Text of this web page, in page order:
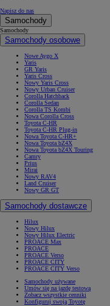
Napisz do nas
Samochody
Samochody
Samochody osobowe
Nowe Aygo X
Yaris
GR Yaris
Yaris Cross
Nowy Yaris Cross
Nowy Urban Cruiser
Corolla Hatchback
Corolla Sedan
Corolla TS Kombi
Nowa Corolla Cross
Toyota C-HR
Toyota C-HR Plug-in
Nowa Toyota C-HR+
Nowa Toyota bZ4X
Nowa Toyota bZ4X Touring
Camry
Prius
Mirai
Nowy RAV4
Land Cruiser
Nowy GR GT
Samochody dostawcze
Hilux
Nowy Hilux
Nowy Hilux Electric
PROACE Max
PROACE
PROACE Verso
PROACE CITY
PROACE CITY Verso
Samochody używane
Umów się na jazdę testową
Zobacz wszystkie cenniki
Konfiguruj swoją Toyotę